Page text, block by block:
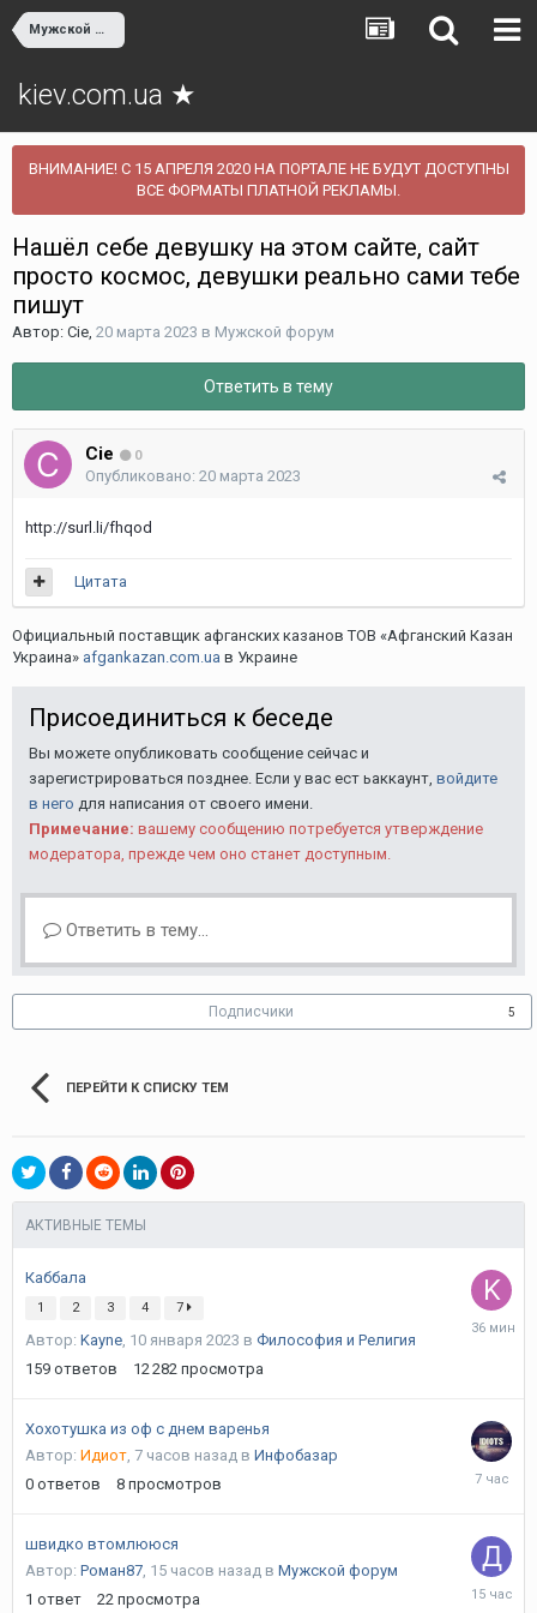
Мужской форум
kiev.com.ua ★
ВНИМАНИЕ! С 15 АПРЕЛЯ 2020 НА ПОРТАЛЕ НЕ БУДУТ ДОСТУПНЫ
ВСЕ ФОРМАТЫ ПЛАТНОЙ РЕКЛАМЫ.
Нашёл себе девушку на этом сайте, сайт
просто космос, девушки реально сами тебе
пишут
Автор: Cie, 20 марта 2023 в Мужской форум
Ответить в тему
Cie 0
Опубликовано: 20 марта 2023
http://surl.li/fhqod
Цитата
Официальный поставщик афганских казанов ТОВ «Афганский Казан
Украина» afgankazan.com.ua в Украине
Присоединиться к беседе
Вы можете опубликовать сообщение сейчас и
зарегистрироваться позднее. Если у вас ест ьаккаунт, войдите
в него для написания от своего имени.
Примечание: вашему сообщению потребуется утверждение
модератора, прежде чем оно станет доступным.
Ответить в тему...
Подписчики 5
ПЕРЕЙТИ К СПИСКУ ТЕМ
АКТИВНЫЕ ТЕМЫ
Каббала
1 2 3 4 7
Автор: Kayne, 10 января 2023 в Философия и Религия
159 ответов 12 282 просмотра
36
Хохотушка из оф с днем варенья
Автор: Идиот, 7 часов назад в Инфобазар
0 ответов 8 просмотров
7
швидко втомлююся
Автор: Роман87, 15 часов назад в Мужской форум
1 ответ 22 просмотра
15